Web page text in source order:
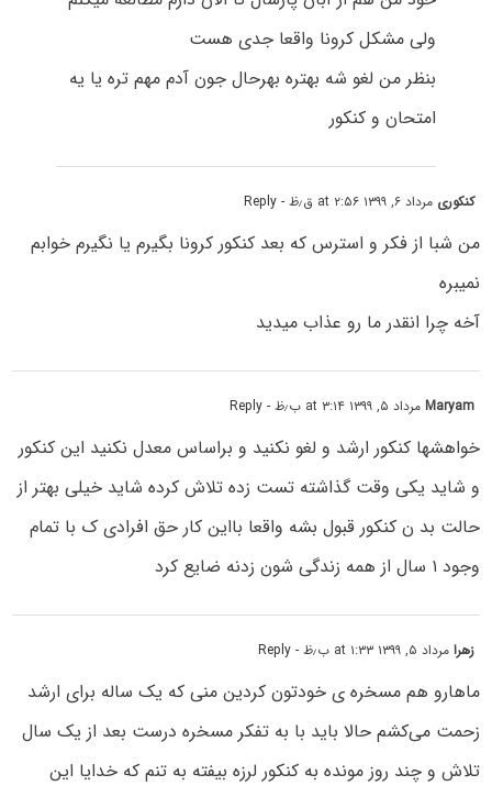
ولی مشکل کرونا واقعا جدی هست
بنظر من لغو شه بهتره بهرحال جون آدم مهم تره یا یه
امتحان و کنکور
کنکوری مرداد ۶, ۱۳۹۹ at ۲:۵۶ ق٫ظ - Reply
من شبا از فکر و استرس که بعد کنکور کرونا بگیرم یا نگیرم خوابم
نمیبره
آخه چرا انقدر ما رو عذاب میدید
Maryamمرداد ۵, ۱۳۹۹ at ۳:۱۴ ب٫ظ - Reply
خواهشها کنکور ارشد و لغو نکنید و براساس معدل نکنید این کنکور
و شاید یکی وقت گذاشته تست زده تلاش کرده شاید خیلی بهتر از
حالت بد ن کنکور قبول بشه واقعا بااین کار حق افرادی ک با تمام
وجود ۱ سال از همه زندگی شون زدنه ضایع کرد
زهرامرداد ۵, ۱۳۹۹ at ۱:۳۳ ب٫ظ - Reply
ماهارو هم مسخره ی خودتون کردین منی که یک ساله برای ارشد
زحمت می‌کشم حالا باید با به تفکر مسخره درست بعد از یک سال
تلاش و چند روز مونده به کنکور لرزه بیفته به تنم که خدایا این